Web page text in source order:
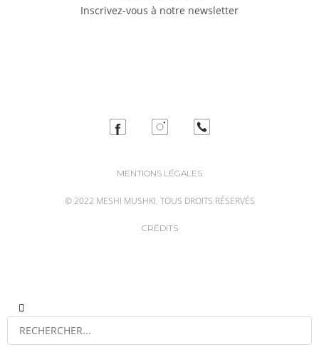
Inscrivez-vous à notre newsletter
MENTIONS LÉGALES
© 2022 MESHI MUSHKI. TOUS DROITS RÉSERVÉS
CRÉDITS